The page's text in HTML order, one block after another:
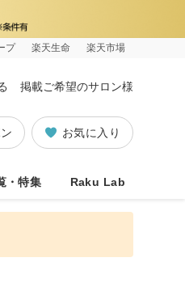
プ 楽天生命 楽天市場
掲載ご希望のサロン様
お気に入り
・特集 Raku Lab